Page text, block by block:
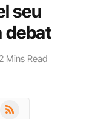
seu
debat
Mins Read
RSS